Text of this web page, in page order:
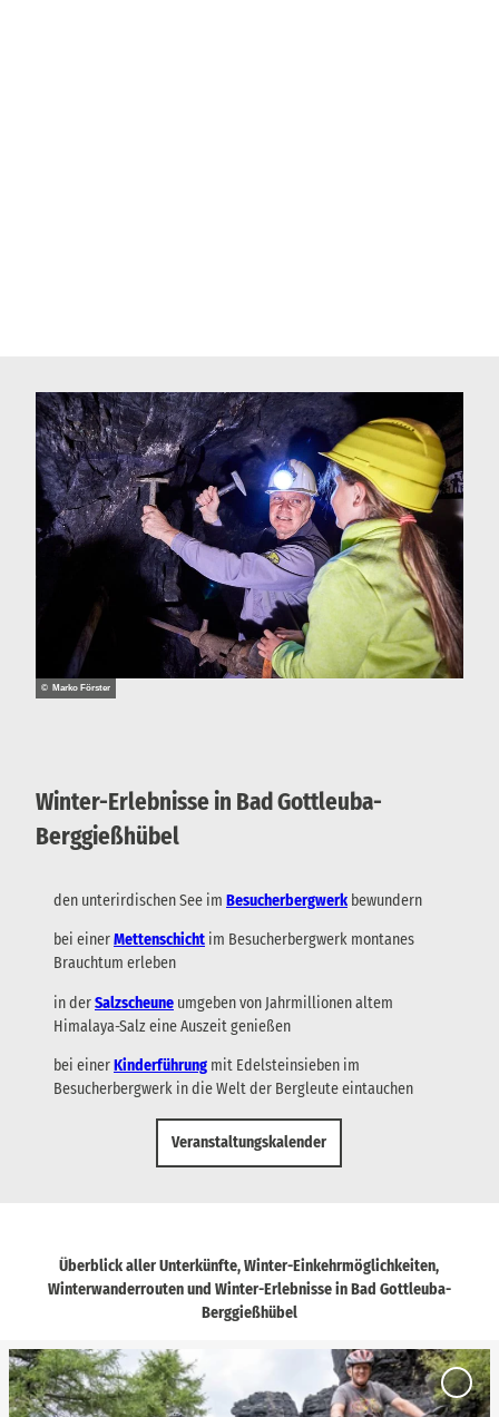
© Marko Förster
Winter-Erlebnisse in Bad Gottleuba-
Berggießhübel
den unterirdischen See im Besucherbergwerk bewundern
bei einerMettenschicht im Besucherbergwerk montanes
Brauchtum erleben
in derSalzscheune umgeben von Jahrmillionen altem
Himalaya-Salz eine Auszeit genießen
bei einerKinderführung mit Edelsteinsieben im
Besucherbergwerk in die Welt der Bergleute eintauchen
Veranstaltungskalender
Überblick aller Unterkünfte, Winter-Einkehrmöglichkeiten,
Winterwanderrouten und Winter-Erlebnisse in Bad Gottleuba-
Berggießhübel
D
e
t
Tour: